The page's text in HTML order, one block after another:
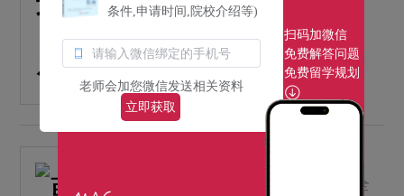
韩国延世大学体育中心
人造草坪跑道（聚氨酯）设备齐全
条件,申请时间,院校介绍等)
老师会加您微信发送相关资料
立即获取
扫码加微信
免费解答问题
免费留学规划